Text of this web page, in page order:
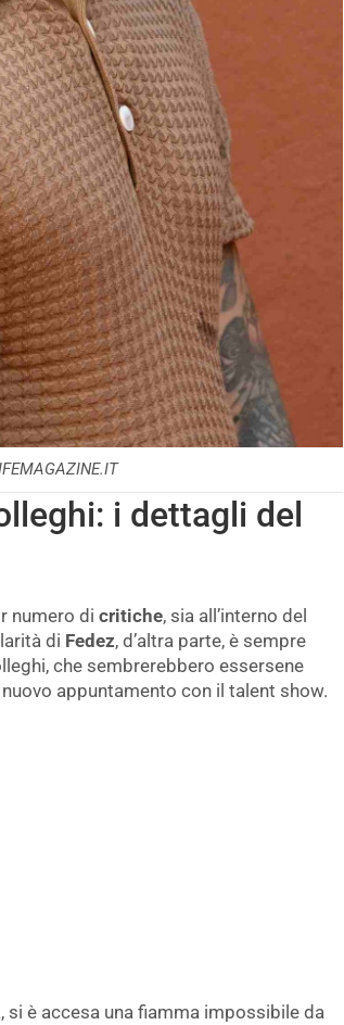
i dettagli del
numero di critiche, sia all’interno del
di Fedez, d’altra parte, è sempre
che sembrerebbero essersene
appuntamento con il talent show.
è accesa una fiamma impossibile da